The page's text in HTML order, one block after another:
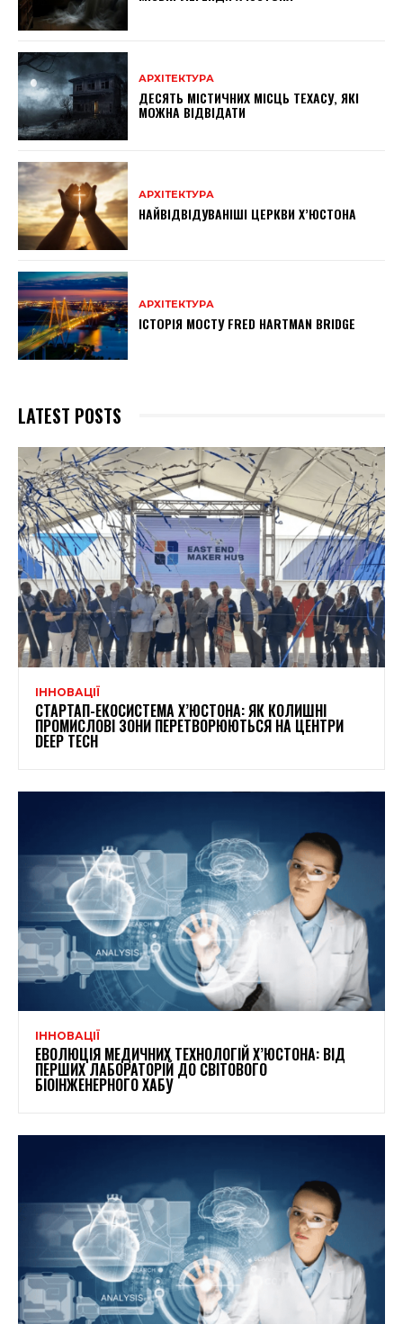
АРХІТЕКТУРА
ДЕСЯТЬ МІСТИЧНИХ МІСЦЬ ТЕХАСУ, ЯКІ
МОЖНА ВІДВІДАТИ
АРХІТЕКТУРА
НАЙВІДВІДУВАНІШІ ЦЕРКВИ Х’ЮСТОНА
АРХІТЕКТУРА
ІСТОРІЯ МОСТУ FRED HARTMAN BRIDGE
LATEST POSTS
ІННОВАЦІЇ
СТАРТАП-ЕКОСИСТЕМА Х’ЮСТОНА: ЯК КОЛИШНІ
ПРОМИСЛОВІ ЗОНИ ПЕРЕТВОРЮЮТЬСЯ НА ЦЕНТРИ
DEEP TECH
ІННОВАЦІЇ
ЕВОЛЮЦІЯ МЕДИЧНИХ ТЕХНОЛОГІЙ Х’ЮСТОНА: ВІД
ПЕРШИХ ЛАБОРАТОРІЙ ДО СВІТОВОГО
БІОІНЖЕНЕРНОГО ХАБУ